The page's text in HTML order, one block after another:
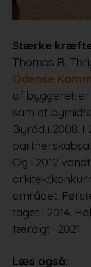
Stærke
Thomas B.
Odense
af byggeretter
samlet
Byråd i 2008. I
Og i 2012
området.
taget i 2014.
færdigt i 2021.
Læs også: